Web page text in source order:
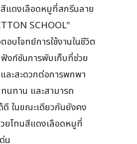
สีแดงเลือดหมูที่สกรีนลาย
SCHOOL"
บโจทย์การใช้งานในชีวิต
งก์ชันการพับเก็บที่ช่วย
ละสะดวกต่อการพกพา
นทาน และสามารถ
ดี ในขณะเดียวกันยังคง
ยโทนสีแดงเลือดหมูที่
น